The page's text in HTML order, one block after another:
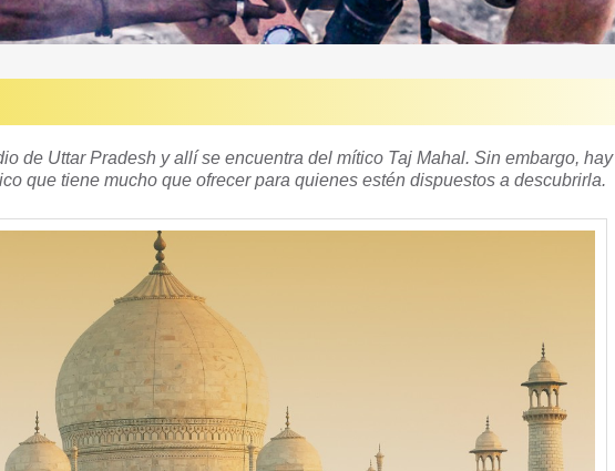
de Uttar Pradesh y allí se encuentra del mítico Taj Mahal. Sin embargo, hay
que tiene mucho que ofrecer para quienes estén dispuestos a descubrirla.